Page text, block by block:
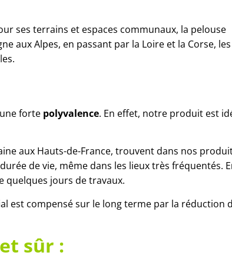
ses terrains et espaces communaux, la pelouse
aux Alpes, en passant par la Loire et la Corse, les
forte polyvalence. En effet, notre produit est
aux Hauts-de-France, trouvent dans nos
de vie, même dans les lieux très fréquentés.
quelques jours de travaux.
est compensé sur le long terme par la réduction
sûr :